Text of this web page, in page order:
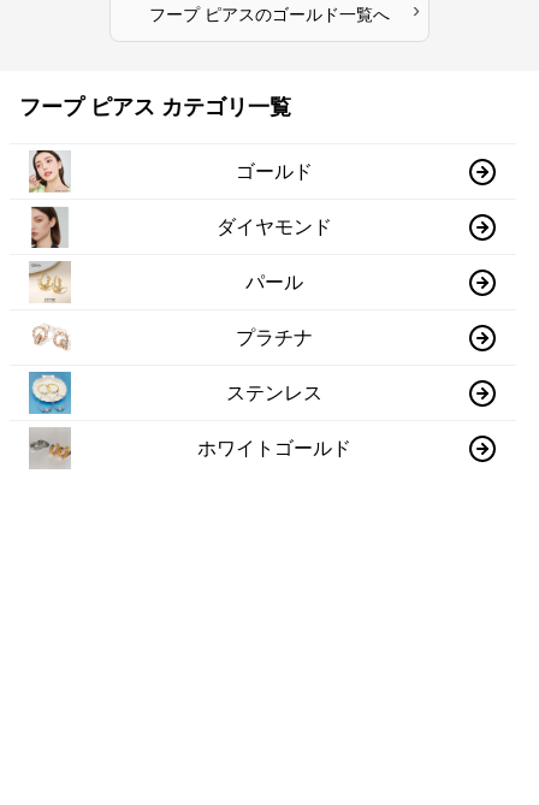
フープ ピアスのゴールド一覧へ ›
フープ ピアス カテゴリ一覧
ゴールド
ダイヤモンド
パール
プラチナ
ステンレス
ホワイトゴールド